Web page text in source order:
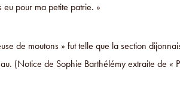
eu pour ma petite patrie. »
de moutons » fut telle que la section
(Notice de Sophie Barthélémy extraite de